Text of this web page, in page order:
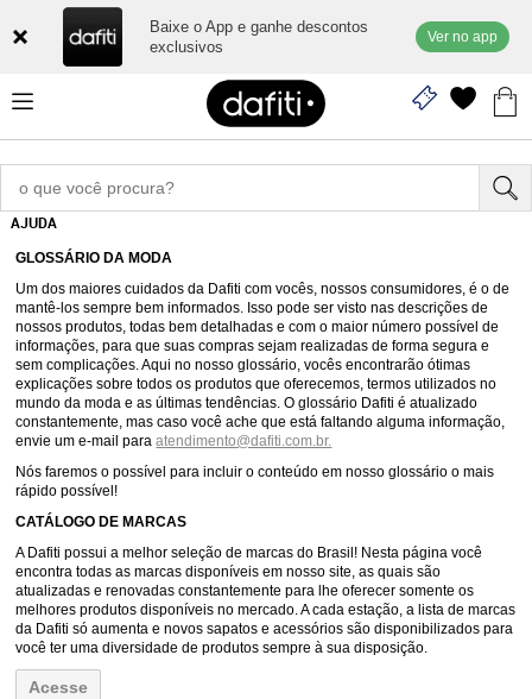
Baixe o App e ganhe descontos
exclusivos
Ver no app
AJUDA
GLOSSÁRIO DA MODA
Um dos maiores cuidados da Dafiti com vocês, nossos consumidores, é o de
mantê-los sempre bem informados. Isso pode ser visto nas descrições de
nossos produtos, todas bem detalhadas e com o maior número possível de
informações, para que suas compras sejam realizadas de forma segura e
sem complicações. Aqui no nosso glossário, vocês encontrarão ótimas
explicações sobre todos os produtos que oferecemos, termos utilizados no
mundo da moda e as últimas tendências. O glossário Dafiti é atualizado
constantemente, mas caso você ache que está faltando alguma informação,
envie um e-mail paraatendimento@dafiti.com.br.
Nós faremos o possível para incluir o conteúdo em nosso glossário o mais
rápido possível!
CATÁLOGO DE MARCAS
A Dafiti possui a melhor seleção de marcas do Brasil! Nesta página você
encontra todas as marcas disponíveis em nosso site, as quais são
atualizadas e renovadas constantemente para lhe oferecer somente os
melhores produtos disponíveis no mercado. A cada estação, a lista de marcas
da Dafiti só aumenta e novos sapatos e acessórios são disponibilizados para
você ter uma diversidade de produtos sempre à sua disposição.
Acesse